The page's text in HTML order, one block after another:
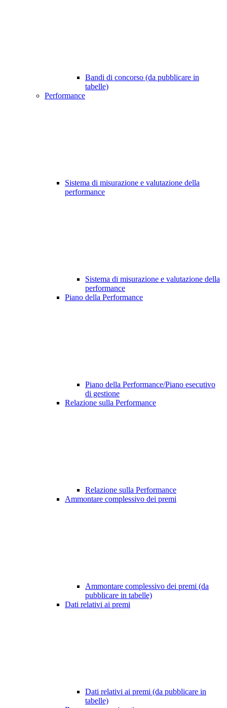
Bandi di concorso (da pubblicare in
tabelle)
Performance
Sistema di misurazione e valutazione della
performance
Sistema di misurazione e valutazione della
performance
Piano della Performance
Piano della Performance/Piano esecutivo
di gestione
Relazione sulla Performance
Relazione sulla Performance
Ammontare complessivo dei premi
Ammontare complessivo dei premi (da
pubblicare in tabelle)
Dati relativi ai premi
Dati relativi ai premi (da pubblicare in
tabelle)